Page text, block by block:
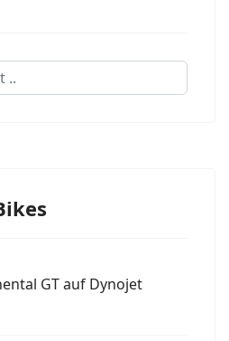
GT auf Dynojet